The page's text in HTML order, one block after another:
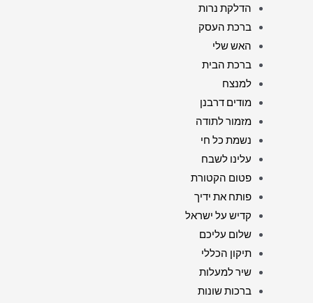
הדלקת נרות
ברכת העסק
האש שלי
ברכת הבית
למנצח
מודים דרבנן
מזמור לתודה
נשמת כל חי
עלינו לשבח
פטום הקטורת
פותח את ידיך
קדיש על ישראל
שלום עליכם
תיקון הכללי
שיר למעלות
ברכות שונות